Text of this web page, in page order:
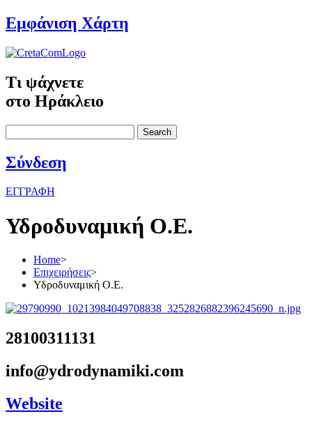
Εμφάνιση Χάρτη
Τι ψάχνετε
στο Ηράκλειο
Search
Σύνδεση
ΕΓΓΡΑΦΗ
Υδροδυναμική Ο.Ε.
Home>
Επιχειρήσεις>
Υδροδυναμική Ο.Ε.
28100311131
info@ydrodynamiki.com
Website